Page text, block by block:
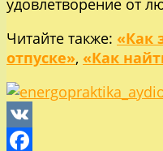
удовлетворение от
Читайте также: «Как
отпуске», «Как
VK